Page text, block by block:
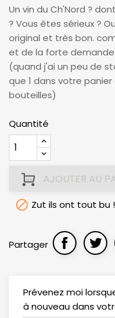
Un vin du Ch'Nord ?
? Vous êtes sérieux ?
original et très bon.
et de la forte demande
(quand j'ai un peu de
que 1 dans votre
bouteilles)
Quantité
AJOUTER AU
 Zut ils ont tout bu !
Partager
Prévenez moi
à nouveau dans